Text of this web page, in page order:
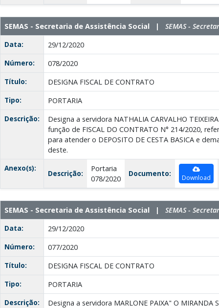
SEMAS - Secretaria de Assistência Social | SEMAS -
Data:
29/12/2020
Número:
078/2020
Título:
DESIGNA FISCAL DE CONTRATO
Tipo:
PORTARIA
Descrição:
Designa a servidora NATHALIA CARVALHO
função de FISCAL DO CONTRATO N° 214/2020,
para atender o DEPOSITO DE CESTA BASICA e
deste.
Anexo(s):
Descrição:
Portaria
078/2020
Documento: Download
SEMAS - Secretaria de Assistência Social | SEMAS -
Data:
29/12/2020
Número:
077/2020
Título:
DESIGNA FISCAL DE CONTRATO
Tipo:
PORTARIA
Descrição:
Designa a servidora MARLONE PAIXA" O MIRANDA